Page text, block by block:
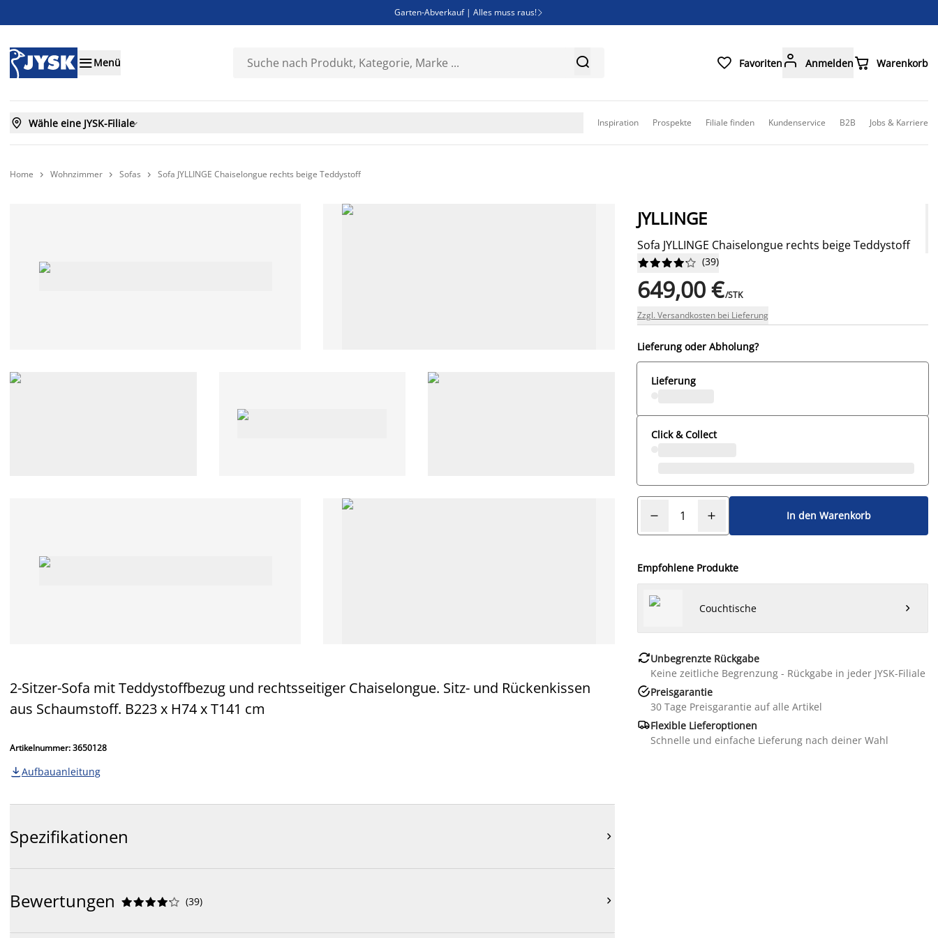
Garten-Abverkauf | Alles muss raus! 
Bist du Unternehmer? Entdecke JYSK-B2B
Menü   Favoriten  Anmelden Warenkorb
 Wähle eine JYSK-Filiale Inspiration Prospekte Filiale finden Kundenservice B2B Jobs & Karriere
Home  Wohnzimmer  Sofas  Sofa JYLLINGE Chaiselongue rechts beige Teddystoff
2-Sitzer-Sofa mit Teddystoffbezug und rechtsseitiger Chaiselongue. Sitz- und Rückenkissen
aus Schaumstoff. B223 x H74 x T141 cm
Artikelnummer: 3650128
 Aufbauanleitung
Spezifikationen 
Bewertungen 




 (39) 
JYLLINGE
Sofa JYLLINGE Chaiselongue rechts beige Teddystoff





 (39)
649,00 €/STK
Zzgl. Versandkosten bei Lieferung
Lieferung oder Abholung?
Lieferung
Click & Collect
In den Warenkorb
Empfohlene Produkte
Couchtische 
Unbegrenzte Rückgabe
Keine zeitliche Begrenzung - Rückgabe in jeder JYSK-Filiale
Preisgarantie
30 Tage Preisgarantie auf alle Artikel
Flexible Lieferoptionen
Schnelle und einfache Lieferung nach deiner Wahl